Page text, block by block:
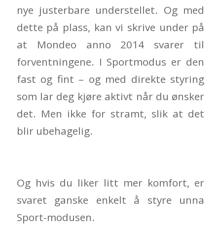
nye justerbare understellet. Og med
dette på plass, kan vi skrive under på
at Mondeo anno 2014 svarer til
forventningene. I Sportmodus er den
fast og fint – og med direkte styring
som lar deg kjøre aktivt når du ønsker
det. Men ikke for stramt, slik at det
blir ubehagelig.
Og hvis du liker litt mer komfort, er
svaret ganske enkelt å styre unna
Sport-modusen.